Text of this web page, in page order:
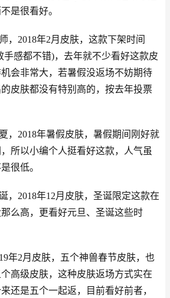
是很看好。
，2018年2月皮肤，这款下架时间
手感都不错)，去年就不少看好这款皮
会非常大，若暑假没返场不妨期待
皮肤都没有特别高的，按去年投票
，2018年暑假皮肤，暑假期间刚好就
所以小编个人挺看好这款，人气虽
很低。
，2018年12月皮肤，圣诞限定这款在
么高，更看好元旦、圣诞这些时
年2月皮肤，五个神兽春节皮肤，也
高级皮肤，这种皮肤返场方式实在
还是五个一起返，目前看好前者，